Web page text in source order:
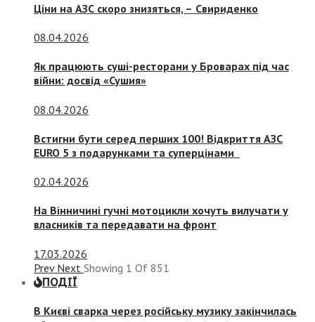
Ціни на АЗС скоро знизяться, – Свириденко
08.04.2026
Як працюють суші-ресторани у Броварах під час
війни: досвід «Сушия»
08.04.2026
Встигни бути серед перших 100! Відкриття АЗС
EURO 5 з подарунками та суперцінами
02.04.2026
На Вінничині гучні мотоцикли хочуть вилучати у
власників та передавати на фронт
17.03.2026
Prev Next Showing 1 Of 851
ПОДІЇ
В Києві сварка через російську музику закінчилась